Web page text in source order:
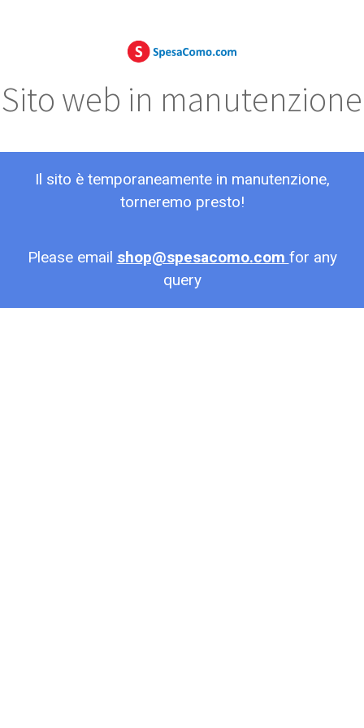
Sito web in manutenzione
Il sito è temporaneamente in manutenzione,
torneremo presto!
Please email shop@spesacomo.com for any
query